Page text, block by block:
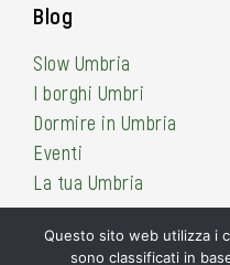
Blog
Slow Umbria
I borghi Umbri
Dormire in Umbria
Eventi
La tua Umbria
Questo sito web utilizza i
sono classificati in